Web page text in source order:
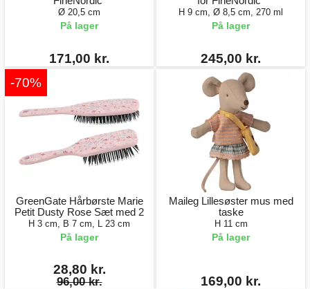
Ø 20,5 cm
På lager
171,00 kr.
H 9 cm, Ø 8,5 cm, 270 ml
På lager
245,00 kr.
-70%
GreenGate Hårbørste Marie
Petit Dusty Rose Sæt med 2
H 3 cm, B 7 cm, L 23 cm
På lager
28,80 kr.
96,00 kr.
Maileg Lillesøster mus med
taske
H 11 cm
På lager
169,00 kr.